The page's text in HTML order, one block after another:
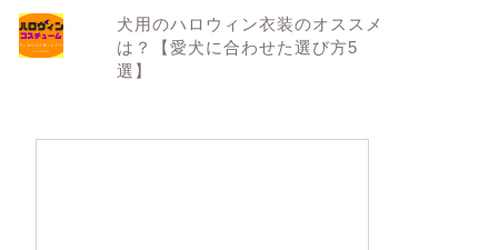
犬用のハロウィン衣装のオススメ
は？【愛犬に合わせた選び方5
選】